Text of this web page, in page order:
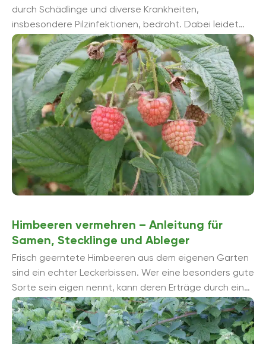
durch Schädlinge und diverse Krankheiten,
insbesondere Pilzinfektionen, bedroht. Dabei leidet
sowohl die Ästhetik, wenn befleckte oder gelbe
Blätter auftreten und Stä...
Himbeeren vermehren – Anleitung für
Samen, Stecklinge und Ableger
Frisch geerntete Himbeeren aus dem eigenen Garten
sind ein echter Leckerbissen. Wer eine besonders gute
Sorte sein eigen nennt, kann deren Erträge durch eine
Vermehrung der Pflanze deutlich erhö...